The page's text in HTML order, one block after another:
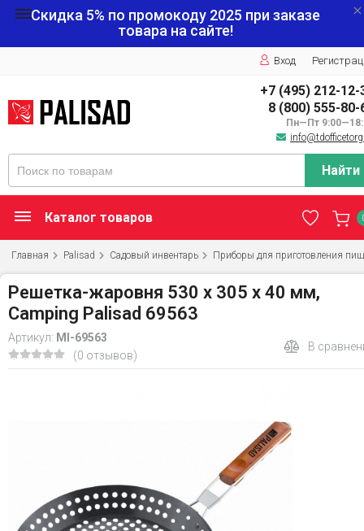
Скидка 5% по промокоду 2025 при заказе
товара на сайте!
Вход
+7 (495) 212-12-
8 (800) 555-80-
Пн—Пт
Найти
Каталог товаров
Главная Palisad Садовый инвентарь Приборы для приготовления
Решетка-жаровня 530 х 305 х 40 мм,
Camping Palisad 69563
Артикул: MI-69563
(0 отзывов)
В